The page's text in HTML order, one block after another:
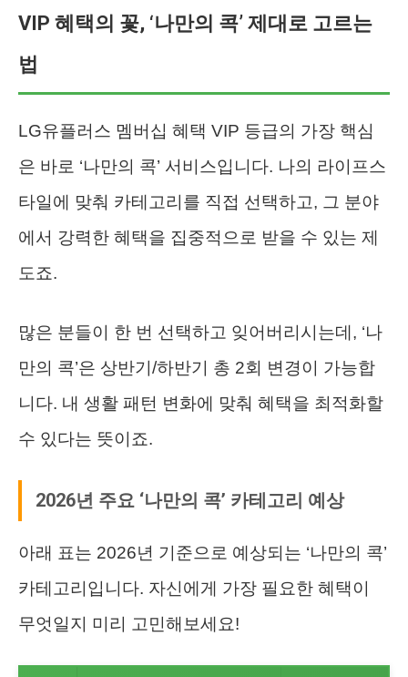
VIP 혜택의 꽃, ‘나만의 콕’ 제대로 고르는
법
LG유플러스 멤버십 혜택 VIP 등급의 가장 핵심
은 바로 ‘나만의 콕’ 서비스입니다. 나의 라이프스
타일에 맞춰 카테고리를 직접 선택하고, 그 분야
에서 강력한 혜택을 집중적으로 받을 수 있는 제
도죠.
많은 분들이 한 번 선택하고 잊어버리시는데, ‘나
만의 콕’은 상반기/하반기 총 2회 변경이 가능합
니다. 내 생활 패턴 변화에 맞춰 혜택을 최적화할
수 있다는 뜻이죠.
2026년 주요 ‘나만의 콕’ 카테고리 예상
아래 표는 2026년 기준으로 예상되는 ‘나만의 콕’
카테고리입니다. 자신에게 가장 필요한 혜택이
무엇일지 미리 고민해보세요!